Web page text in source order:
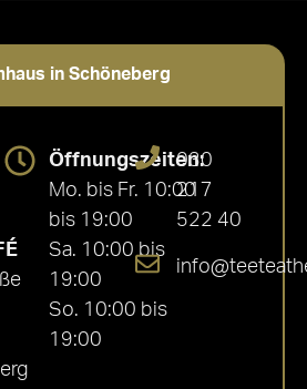
in Schöneberg
Öffnungszeiten:
Mo. bis Fr. 10:00
bis 19:00
Sa. 10:00 bis
19:00
So. 10:00 bis
19:00
030
217
522 40